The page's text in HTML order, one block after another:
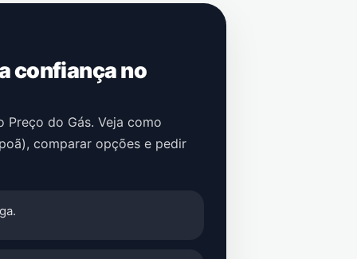
confiança no
do Gás. Veja como
, comparar opções e pedir